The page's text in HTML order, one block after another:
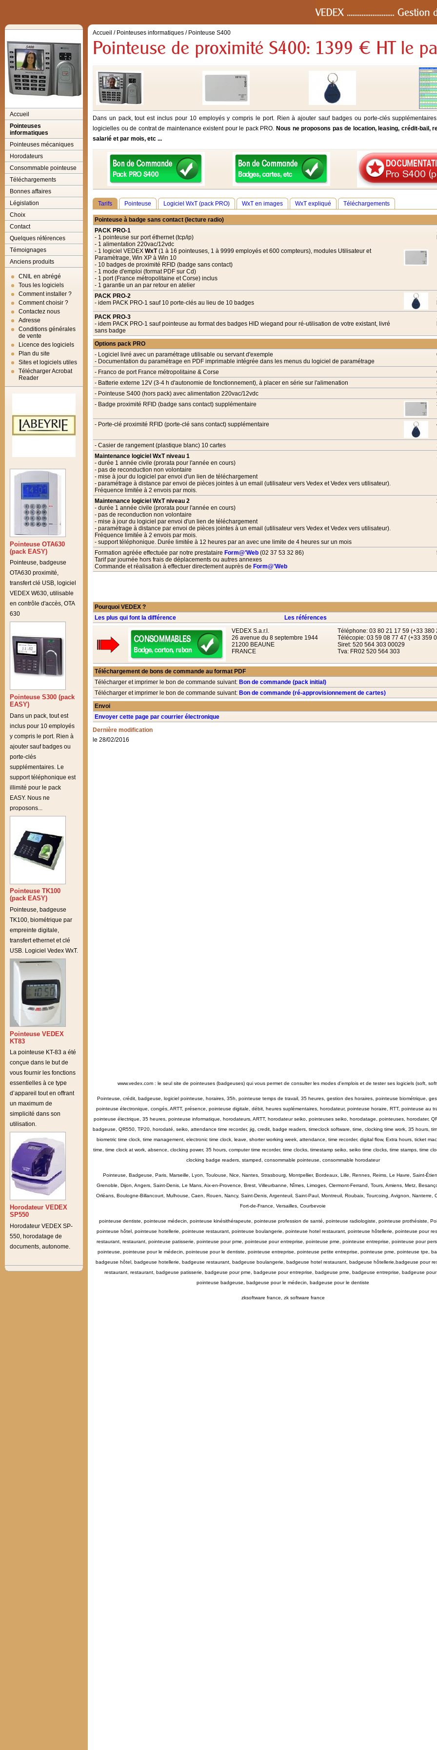
Accueil
Pointeuses
informatiques
Pointeuses mécaniques
Horodateurs
Consommable pointeuse
Téléchargements
Bonnes affaires
Législation
Choix
Contact
Quelques références
Témoignages
Anciens produits
CNIL en abrégé
Tous les logiciels
Comment installer ?
Comment choisir ?
Contactez nous
Adresse
Conditions générales
de vente
Licence des logiciels
Plan du site
Sites et logiciels utiles
Télécharger Acrobat
Reader
Pointeuse OTA630
(pack EASY)
Pointeuse, badgeuse
OTA630 proximité,
transfert clé USB, logiciel
VEDEX W630, utilisable
en contrôle d'accès, OTA
630
Pointeuse S300 (pack
EASY)
Dans un pack, tout est
inclus pour 10 employés
y compris le port. Rien à
ajouter sauf badges ou
porte-clés
supplémentaires. Le
support téléphonique est
illimité pour le pack
EASY. Nous ne
proposons...
Pointeuse TK100
(pack EASY)
Pointeuse, badgeuse
TK100, biométrique par
empreinte digitale,
transfert ethernet et clé
USB. Logiciel Vedex WxT.
Pointeuse VEDEX
KT83
La pointeuse KT-83 a été
conçue dans le but de
vous fournir les fonctions
essentielles à ce type
d’appareil tout en offrant
un maximum de
simplicité dans son
utilisation.
Horodateur VEDEX
SP550
Horodateur VEDEX SP-
550, horodatage de
documents, autonome.
Accueil / Pointeuses informatiques / Pointeuse S400
Dans un pack, tout est inclus pour 10 employés y compris le port. Rien à ajouter sauf badges ou porte-clés
logicielles ou de contrat de maintenance existent pour le pack PRO. Nous ne proposons pas de location, leasing, crédit-bail,
salarié et par mois, etc ...
Tarifs Pointeuse Logiciel WxT (pack PRO) WxT en images WxT expliqué Téléchargements
Pointeuse à badge sans contact (lecture radio)
PACK PRO-1
- 1 pointeuse sur port éthernet (tcp/ip)
- 1 alimentation 220vac/12vdc
- 1 logiciel VEDEX WxT(1 à 16 pointeuses, 1 à 9999 employés et 600 compteurs), modules Utilisateur et
Paramètrage, Win XP à Win 10
- 10 badges de proximité RFID (badge sans contact)
- 1 mode d'emploi (format PDF sur Cd)
- 1 port (France métropolitaine et Corse) inclus
- 1 garantie un an par retour en atelier
PACK PRO-2
- idem PACK PRO-1 sauf 10 porte-clés au lieu de 10 badges
PACK PRO-3
- idem PACK PRO-1 sauf pointeuse au format des badges HID wiegand pour ré-utilisation de votre existant, livré
sans badge
Options pack PRO
- Logiciel livré avec un paramétrage utilisable ou servant d'exemple
- Documentation du paramétrage en PDF imprimable intégrée dans les menus du logiciel de paramétrage
- Franco de port France métropolitaine & Corse
- Batterie externe 12V (3-4 h d'autonomie de fonctionnement), à placer en série sur l'alimenation
- Pointeuse S400 (hors pack) avec alimentation 220vac/12vdc
- Badge proximité RFID (badge sans contact) supplémentaire
- Porte-clé proximité RFID (porte-clé sans contact) supplémentaire
- Casier de rangement (plastique blanc) 10 cartes
Maintenance logiciel WxT niveau 1
- durée 1 année civile (prorata pour l'année en cours)
- pas de reconduction non volontaire
- mise à jour du logiciel par envoi d'un lien de téléchargement
- paramétrage à distance par envoi de pièces jointes à un email (utilisateur vers Vedex et Vedex vers utilisateur).
Fréquence limitée à 2 envois par mois.
Maintenance logiciel WxT niveau 2
- durée 1 année civile (prorata pour l'année en cours)
- pas de reconduction non volontaire
- mise à jour du logiciel par envoi d'un lien de téléchargement
- paramétrage à distance par envoi de pièces jointes à un email (utilisateur vers Vedex et Vedex vers utilisateur).
Fréquence limitée à 2 envois par mois.
- support téléphonique. Durée limitée à 12 heures par an avec une limite de 4 heures sur un mois
Formation agréée effectuée par notre prestataire Form@'Web (02 37 53 32 86)
Tarif par journée hors frais de déplacements ou autres annexes
Commande et réalisation à effectuer directement auprès de Form@'Web
Pourquoi VEDEX ?
Les plus qui font la différence
Les références
VEDEX S.a.r.l.
26 avenue du 8 septembre 1944
21200 BEAUNE
FRANCE
Téléphone: 03 80 21 17 59 (+33 380
Télécopie: 03 59 08 77 47 (+33 359
Siret: 520 564 303 00029
Tva: FR02 520 564 303
Téléchargement de bons de commande au format PDF
Télécharger et imprimer le bon de commande suivant: Bon de commande (pack initial)
Télécharger et imprimer le bon de commande suivant: Bon de commande (ré-approvisionnement de cartes)
Envoi
Envoyer cette page par courrier électronique
Dernière modification
le 28/02/2016
www.vedex.com : le seul site de pointeuses (badgeuses) qui vous permet de consulter les modes d'emplois et de tester ses logiciels (soft,
Pointeuse, crédit, badgeuse, logiciel pointeuse, horaires, 35h, pointeuse temps de travail, 35 heures, gestion des horaires, pointeuse biométrique,
pointeuse électronique, congés, ARTT, présence, pointeuse digitale, débit, heures suplémentaires, horodateur, pointeuse horaire, RTT, pointeuse au
pointeuse électrique, 35 heures, pointeuse informatique, horodateurs, ARTT, horodateur seiko, pointeuses seiko, horodatage, pointeuses, horodater,
badgeuse, QR550, TP20, horodaté, seiko, attendance time recorder, jig, credit, badge readers, timeclock software, time, clocking time work, 35 hours,
biometric time clock, time management, electronic time clock, leave, shorter working week, attendance, time recorder, digital flow, Extra hours, ticket
time, time clock at work, absence, clocking power, 35 hours, computer time recorder, time clocks, timestamp seiko, seiko time clocks, time stamps, time
clocking badge readers, stamped, consommable pointeuse, consommable horodateur
Pointeuse, Badgeuse, Paris, Marseille, Lyon, Toulouse, Nice, Nantes, Strasbourg, Montpellier, Bordeaux, Lille, Rennes, Reims, Le Havre, Saint-
Grenoble, Dijon, Angers, Saint-Denis, Le Mans, Aix-en-Provence, Brest, Villeurbanne, Nîmes, Limoges, Clermont-Ferrand, Tours, Amiens, Metz,
Orléans, Boulogne-Billancourt, Mulhouse, Caen, Rouen, Nancy, Saint-Denis, Argenteuil, Saint-Paul, Montreuil, Roubaix, Tourcoing, Avignon, Nanterre,
Fort-de-France, Versailles, Courbevoie
pointeuse dentiste, pointeuse médecin, pointeuse kinésithérapeute, pointeuse profession de santé, pointeuse radiologiste, pointeuse prothésiste,
pointeuse hôtel, pointeuse hotellerie, pointeuse restaurant, pointeuse boulangerie, pointeuse hotel restaurant, pointeuse hôtellerie, pointeuse pour
restaurant, restaurant, pointeuse patisserie, pointeuse pour pme, pointeuse pour entreprise, pointeuse pme, pointeuse entreprise, pointeuse pour
pointeuse, pointeuse pour le médecin, pointeuse pour le dentiste, pointeuse entreprise, pointeuse petite entreprise, pointeuse pme, pointeuse tpe,
badgeuse hôtel, badgeuse hotellerie, badgeuse restaurant, badgeuse boulangerie, badgeuse hotel restaurant, badgeuse hôtellerie,badgeuse pour
restaurant, restaurant, badgeuse patisserie, badgeuse pour pme, badgeuse pour entreprise, badgeuse pme, badgeuse entreprise, badgeuse pour
pointeuse badgeuse, badgeuse pour le médecin, badgeuse pour le dentiste
zksoftware france, zk software france